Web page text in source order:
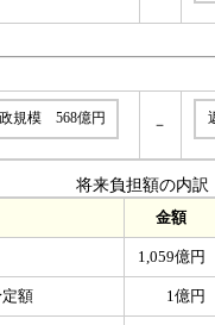
規模 568億円 －
将来負担額の内訳
金額
1,059億円
額 1億円